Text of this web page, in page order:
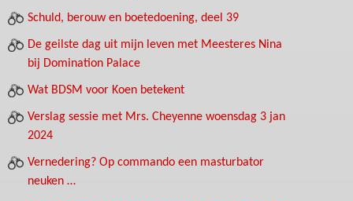
Schuld, berouw en boetedoening, deel 39
De geilste dag uit mijn leven met Meesteres Nina
bij Domination Palace
Wat BDSM voor Koen betekent
Verslag sessie met Mrs. Cheyenne woensdag 3 jan
2024
Vernedering? Op commando een masturbator
neuken …